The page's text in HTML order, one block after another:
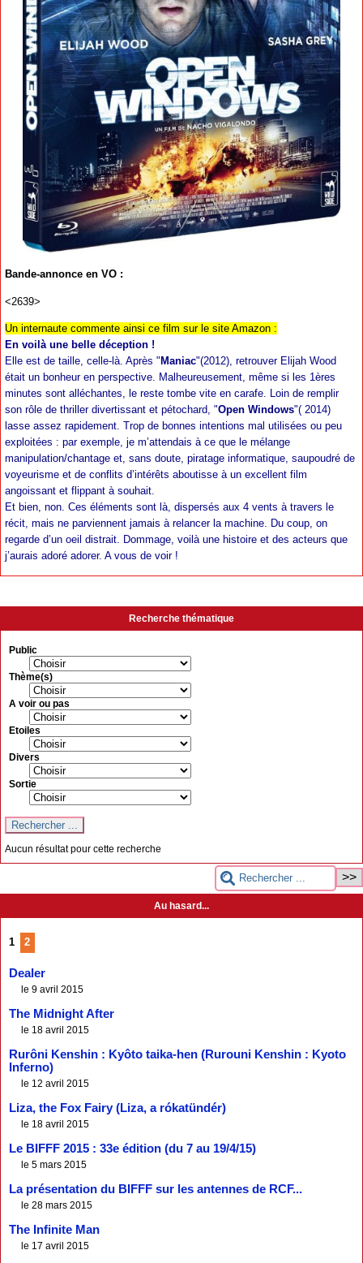
Bande-annonce en VO :
<2639>
Un internaute commente ainsi ce film sur le site Amazon :
En voilà une belle déception !
Elle est de taille, celle-là. Après " Maniac"(2012), retrouver Elijah Wood
était un bonheur en perspective. Malheureusement, même si les 1ères
minutes sont alléchantes, le reste tombe vite en carafe. Loin de remplir
son rôle de thriller divertissant et pétochard, "Open Windows"( 2014)
lasse assez rapidement. Trop de bonnes intentions mal utilisées ou peu
exploitées : par exemple, je m’attendais à ce que le mélange
manipulation/chantage et, sans doute, piratage informatique, saupoudré de
voyeurisme et de conflits d’intérêts aboutisse à un excellent film
angoissant et flippant à souhait.
Et bien, non. Ces éléments sont là, dispersés aux 4 vents à travers le
récit, mais ne parviennent jamais à relancer la machine. Du coup, on
regarde d’un oeil distrait. Dommage, voilà une histoire et des acteurs que
j’aurais adoré adorer. A vous de voir !
Recherche thématique
Public
Thème(s)
A voir ou pas
Etoiles
Divers
Sortie
Aucun résultat pour cette recherche
Au hasard...
1 2
Dealer
le 9 avril 2015
The Midnight After
le 18 avril 2015
Rurôni Kenshin : Kyôto taika-hen (Rurouni Kenshin : Kyoto
Inferno)
le 12 avril 2015
Liza, the Fox Fairy (Liza, a rókatündér)
le 18 avril 2015
Le BIFFF 2015 : 33e édition (du 7 au 19/4/15)
le 5 mars 2015
La présentation du BIFFF sur les antennes de RCF...
le 28 mars 2015
The Infinite Man
le 17 avril 2015